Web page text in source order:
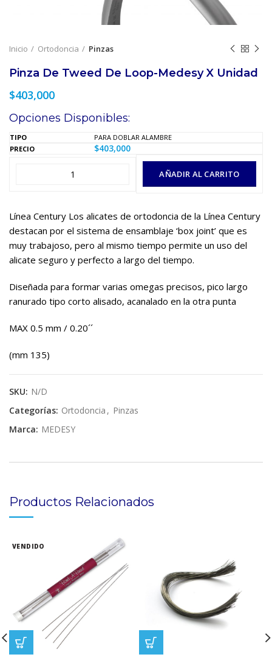
Inicio Ortodoncia Pinzas
Pinza De Tweed De Loop-Medesy X Unidad
$403,000
Opciones Disponibles:
PARA DOBLAR ALAMBRE
$403,000
AÑADIR AL CARRITO
Línea Century Los alicates de ortodoncia de la Línea Century
destacan por el sistema de ensamblaje ‘box joint’ que es
muy trabajoso, pero al mismo tiempo permite un uso del
alicate seguro y perfecto a largo del tiempo.
Diseñada para formar varias omegas precisos, pico largo
ranurado tipo corto alisado, acanalado en la otra punta
MAX 0.5 mm / 0.20´´
(mm 135)
SKU: N/D
Categorías: Ortodoncia , Pinzas
Marca: MEDESY
Productos Relacionados
VENDIDO